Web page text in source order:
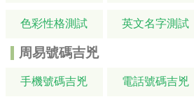
色彩性格測試 英文名字測試
周易號碼吉兇
手機號碼吉兇 電話號碼吉兇